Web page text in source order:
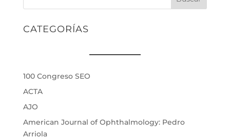
CATEGORÍAS
100 Congreso SEO
ACTA
AJO
American Journal of Ophthalmology: Pedro
Arriola